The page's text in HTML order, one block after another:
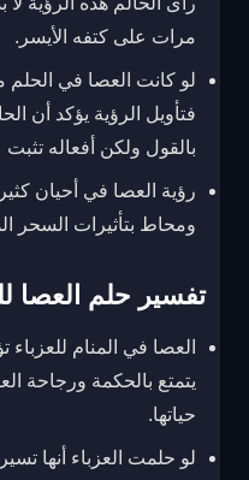
مرات على كتفه الأيسر.
لو كانت العصا في
فتأويل الرؤية يؤكد أن
بالقول ولكن أفعاله
رؤية العصا في أحيان
ومحاط بتأثيرات السحر
تفسير حلم العصا
العصا في المنام
يتمتع بالحكمة ورجاحة
حياتها.
لو حلمت العزباء أنها